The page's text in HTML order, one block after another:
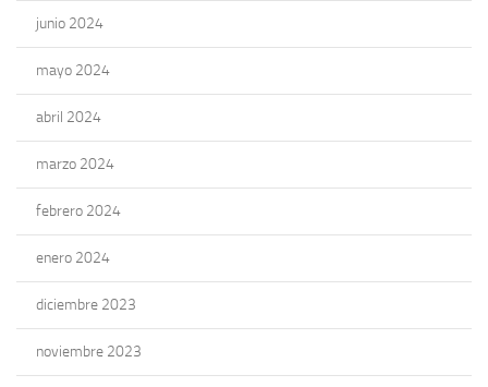
junio 2024
mayo 2024
abril 2024
marzo 2024
febrero 2024
enero 2024
diciembre 2023
noviembre 2023